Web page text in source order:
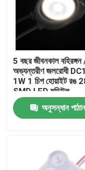
আমাদের সম্পর্কে
পরিচিতি
পণ্য
ভিডিও
5 বছর জীবনকাল বহিরঙ্গন
অভ্যন্তরীণ জলরোধী
1W 1 চিপ হোয়াইট রঙ
SMD LED মডিউল
অনুসন্ধান পাঠান